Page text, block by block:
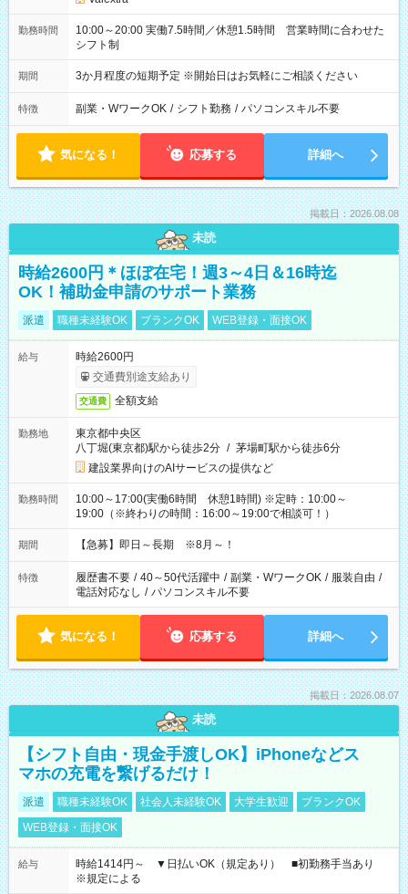
勤務時間
10:00～20:00 実働7.5時間／休憩1.5時間 営業時間に合わせた
シフト制
期間 3か月程度の短期予定 ※開始日はお気軽にご相談ください
特徴 副業・WワークOK / シフト勤務 / パソコンスキル不要
気になる！ 応募する 詳細へ
掲載日：2026.08.08
未読
時給2600円＊ほぼ在宅！週3～4日＆16時迄
OK！補助金申請のサポート業務
派遣 職種未経験OK ブランクOK WEB登録・面接OK
給与
時給2600円
交通費別途支給あり
交通費 全額支給
勤務地
東京都中央区
八丁堀(東京都)駅から徒歩2分 / 茅場町駅から徒歩6分
建設業界向けのAIサービスの提供など
勤務時間
10:00～17:00(実働6時間 休憩1時間) ※定時：10:00～
19:00（※終わりの時間：16:00～19:00で相談可！）
期間 【急募】即日～長期 ※8月～！
特徴 履歴書不要 / 40～50代活躍中 / 副業・WワークOK / 服装自由 /
電話対応なし / パソコンスキル不要
気になる！ 応募する 詳細へ
掲載日：2026.08.07
未読
【シフト自由・現金手渡しOK】iPhoneなどス
マホの充電を繋げるだけ！
派遣 職種未経験OK 社会人未経験OK 大学生歓迎
ブランクOK
WEB登録・面接OK
給与
時給1414円～ ▼日払いOK（規定あり） ■初勤務手当あり
※規定による